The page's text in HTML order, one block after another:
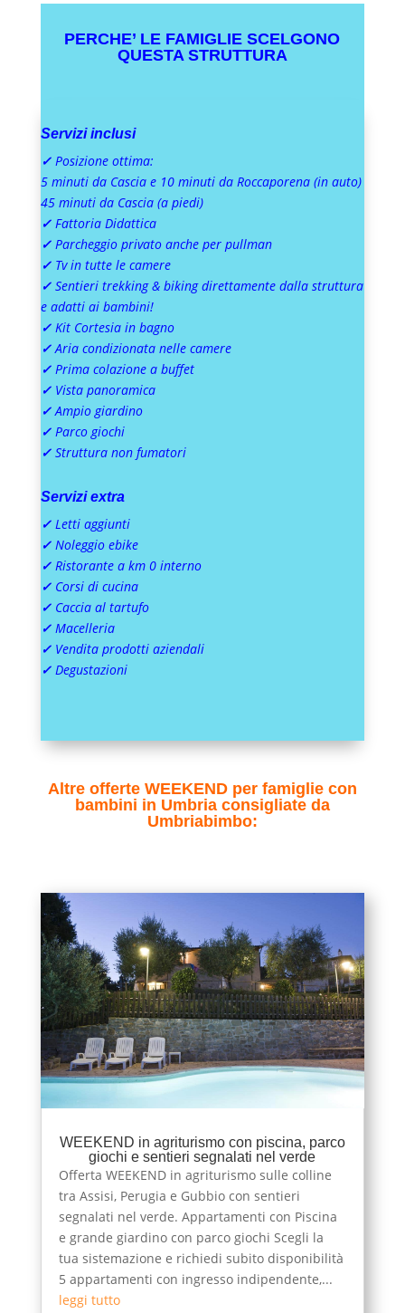
PERCHE’ LE FAMIGLIE SCELGONO
QUESTA STRUTTURA
Servizi inclusi
✓Posizione ottima:
5 minuti da Cascia e 10 minuti da Roccaporena (in auto)
45 minuti da Cascia (a piedi)
✓ Fattoria Didattica
✓ Parcheggio privato anche per pullman
✓ Tv in tutte le camere
✓ Sentieri trekking & biking direttamente dalla struttura
e adatti ai bambini!
✓ Kit Cortesia in bagno
✓ Aria condizionata nelle camere
✓ Prima colazione a buffet
✓ Vista panoramica
✓ Ampio giardino
✓ Parco giochi
✓ Struttura non fumatori
Servizi extra
✓ Letti aggiunti
✓ Noleggio ebike
✓ Ristorante a km 0 interno
✓ Corsi di cucina
✓ Caccia al tartufo
✓ Macelleria
✓ Vendita prodotti aziendali
✓ Degustazioni
Altre offerte WEEKEND per famiglie con
bambini in Umbria consigliate da
Umbriabimbo:
WEEKEND in agriturismo con piscina, parco
giochi e sentieri segnalati nel verde
Offerta WEEKEND in agriturismo sulle colline
tra Assisi, Perugia e Gubbio con sentieri
segnalati nel verde. Appartamenti con Piscina
e grande giardino con parco giochi Scegli la
tua sistemazione e richiedi subito disponibilità
5 appartamenti con ingresso indipendente,...
leggi tutto